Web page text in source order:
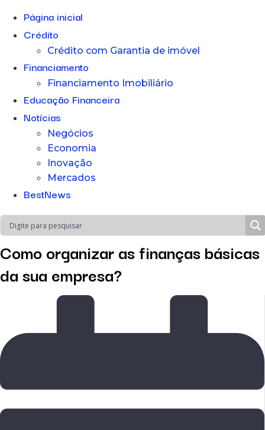
Página inicial
Crédito
Crédito com Garantia de imóvel
Financiamento
Financiamento Imobiliário
Educação Financeira
Notícias
Negócios
Economia
Inovação
Mercados
BestNews
Como organizar as finanças básicas
da sua empresa?